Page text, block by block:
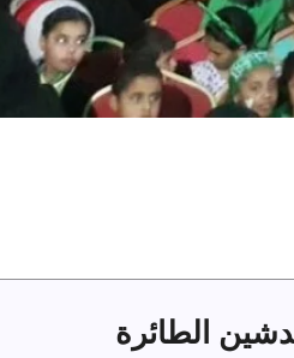
الطائرة